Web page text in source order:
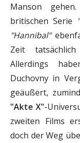
Manson
britischen Serie
"Hannibal"
Zeit
Allerdings
Duchovny in
geäußert,
"Akte X"-
zweiten Films
doch der Weg